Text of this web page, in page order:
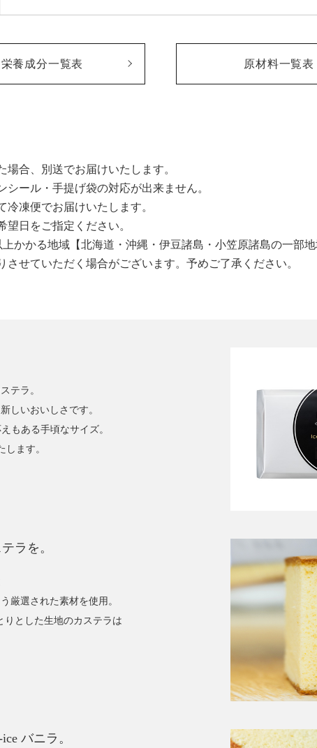
栄養成分一覧表 原材料一覧表
合、別送でお届けいたします。
ール・手提げ袋の対応が出来ません。
凍便でお届けいたします。
日をご指定ください。
かかる地域【北海道・沖縄・伊豆諸島・小笠原諸島の一部
せていただく場合がございます。予めご了承ください。
テラ。
しいおいしさです。
もある手頃なサイズ。
ます。
ラを。
厳選された素材を使用。
とした生地のカステラは
バニラ。